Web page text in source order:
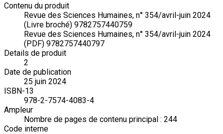
Contenu du produit
Revue des Sciences Humaines, n° 354/avril-juin 2024
(Livre broché) 9782757440759
Revue des Sciences Humaines, n° 354/avril-juin 2024
(PDF) 9782757440797
Details de produit
2
Date de publication
25 juin 2024
ISBN-13
978-2-7574-4083-4
Ampleur
Nombre de pages de contenu principal : 244
Code interne